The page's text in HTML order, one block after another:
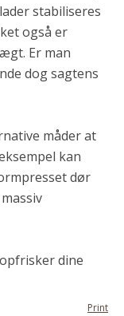
stabiliseres
også er
Er man
dog sagtens
måder at
kan
dør
dine
Print